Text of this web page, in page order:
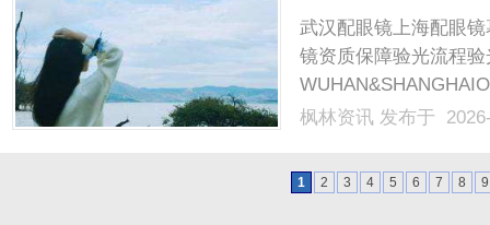
武汉配眼镜上海配眼
镜资质保障验光流程
配镜的写字楼眼镜店
顾高专业度与高性价
枫林资讯 发布于
1 2 3 4 5 6 7 8 9